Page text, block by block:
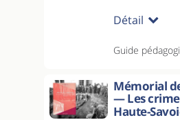
Détail
Guide
Mémorial
— Les
Haute-